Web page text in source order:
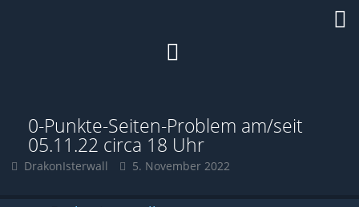
0-Punkte-Seiten-Problem am/seit
05.11.22 circa 18 Uhr
DrakonIsterwall 5. November 2022